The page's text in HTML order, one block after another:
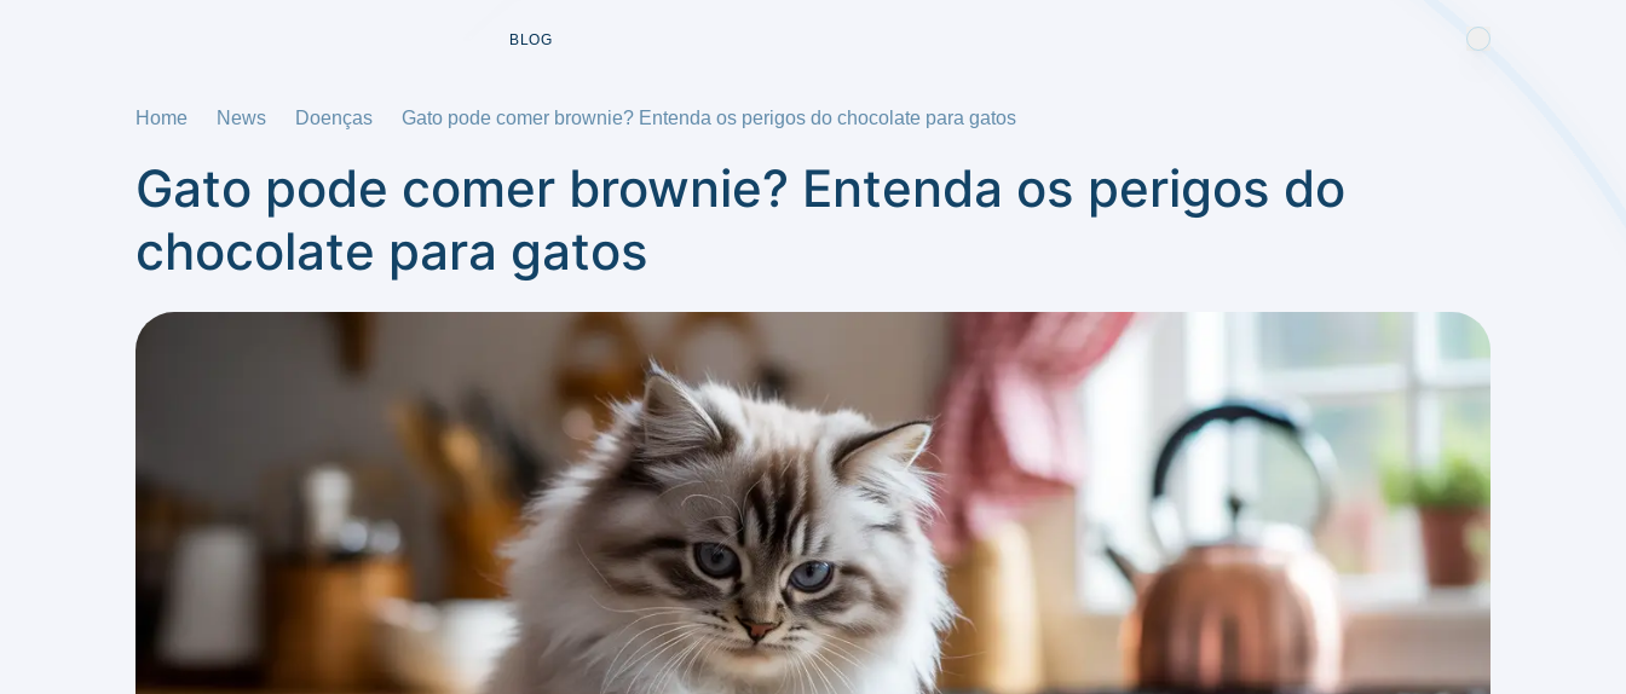
BLOG
Home News Doenças Gato pode comer brownie? Entenda os perigos do chocolate para gatos
Gato pode comer brownie? Entenda os perigos do
chocolate para gatos